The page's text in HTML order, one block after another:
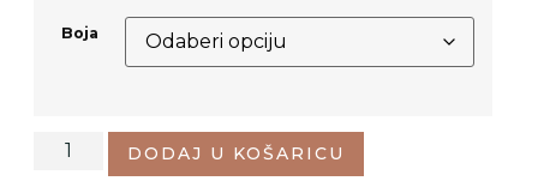
Boja
DODAJ U KOŠARICU